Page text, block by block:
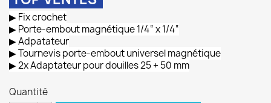
▶ Fix crochet
▶ Porte-embout magnétique 1/4“ x 1/4“
▶ Adpatateur
▶ Tournevis porte-embout universel magnétique
▶ 2x Adaptateur pour douilles 25 + 50 mm
Quantité